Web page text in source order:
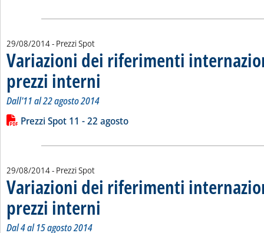
29/08/2014- Prezzi Spot
Variazioni dei riferimenti
prezzi interni
Dall'11 al 22 agosto 2014
Leggi tutta la notizia: 'Variazioni dei riferimenti
Lista allegati PDF alla notizia
Prezzi Spot 11 - 22 agosto
29/08/2014- Prezzi Spot
Variazioni dei riferimenti
prezzi interni
Dal 4 al 15 agosto 2014